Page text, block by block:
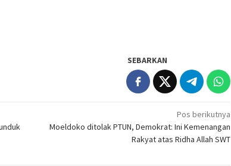
SEBARKAN
Pos berikutnya
Moeldoko ditolak PTUN, Demokrat: Ini Kemenangan
Rakyat atas Ridha Allah SWT